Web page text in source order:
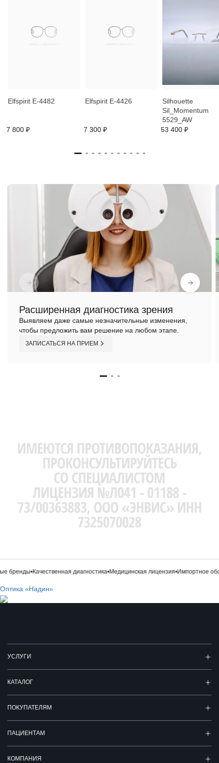
Elfspirit E-4482
7 800 ₽
Elfspirit E-4426
7 300 ₽
Silhouette
Sil_Momentum
5529_AW
53 400 ₽
Расширенная диагностика зрения
Выявляем даже самые незначительные изменения,
чтобы предложить вам решение на любом этапе.
ЗАПИСАТЬСЯ НА ПРИЕМ
бренды•Качественная диагностика•Медицинская лицензия•Импортное
Оптика «Надин»
УСЛУГИ
КАТАЛОГ
ПОКУПАТЕЛЯМ
ПАЦИЕНТАМ
КОМПАНИЯ